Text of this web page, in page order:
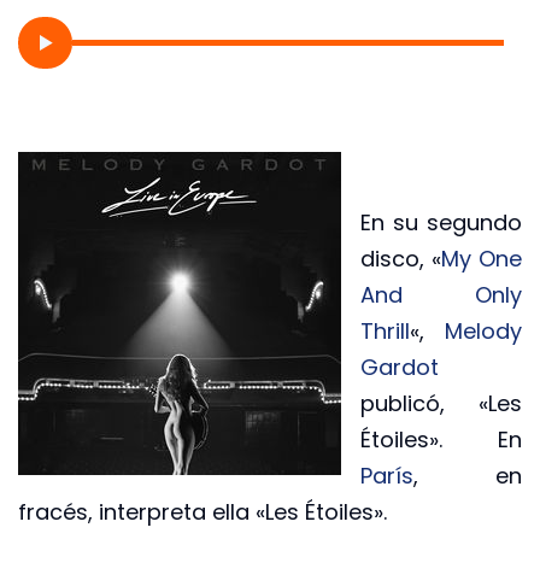
En su segundo
disco, «My One
And Only
Thrill«, Melody
Gardot
publicó, «Les
Étoiles». En
París, en
fracés, interpreta ella «Les Étoiles».